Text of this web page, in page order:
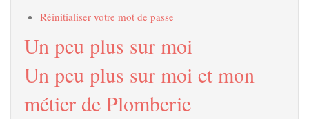
Réinitialiser votre mot de passe
Un peu plus sur moi
Un peu plus sur moi et mon
métier de Plomberie